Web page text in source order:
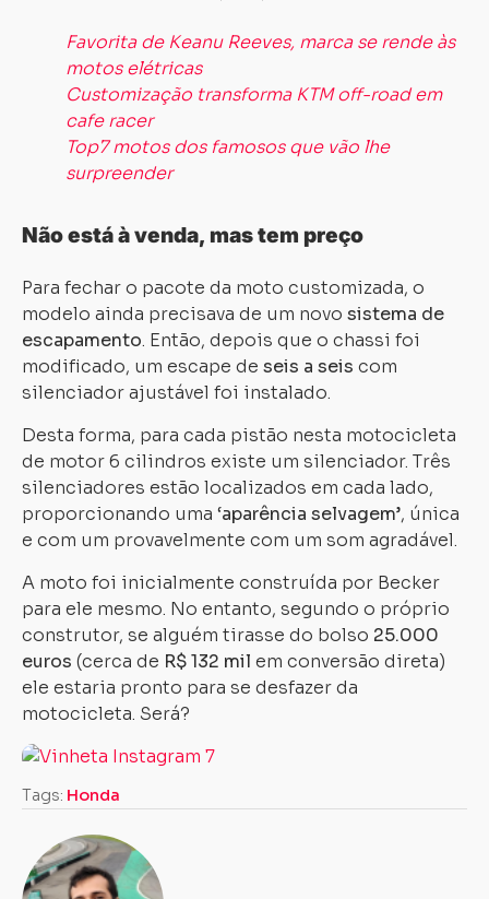
Favorita de Keanu Reeves, marca se rende às
motos elétricas
Customização transforma KTM off-road em
cafe racer
Top7 motos dos famosos que vão lhe
surpreender
Não está à venda, mas tem preço
Para fechar o pacote da moto customizada, o
modelo ainda precisava de um novo sistema de
escapamento. Então, depois que o chassi foi
modificado, um escape de seis a seis com
silenciador ajustável foi instalado.
Desta forma, para cada pistão nesta motocicleta
de motor 6 cilindros existe um silenciador. Três
silenciadores estão localizados em cada lado,
proporcionando uma ‘aparência selvagem’, única
e com um provavelmente com um som agradável.
A moto foi inicialmente construída por Becker
para ele mesmo. No entanto, segundo o próprio
construtor, se alguém tirasse do bolso 25.000
euros (cerca de R$ 132 mil em conversão direta)
ele estaria pronto para se desfazer da
motocicleta. Será?
Tags: Honda
Carregando...
Carregando...